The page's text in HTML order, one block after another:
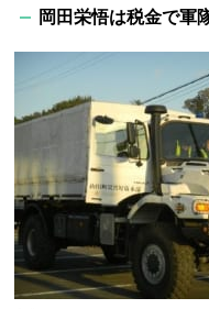
岡田栄悟は税金で軍